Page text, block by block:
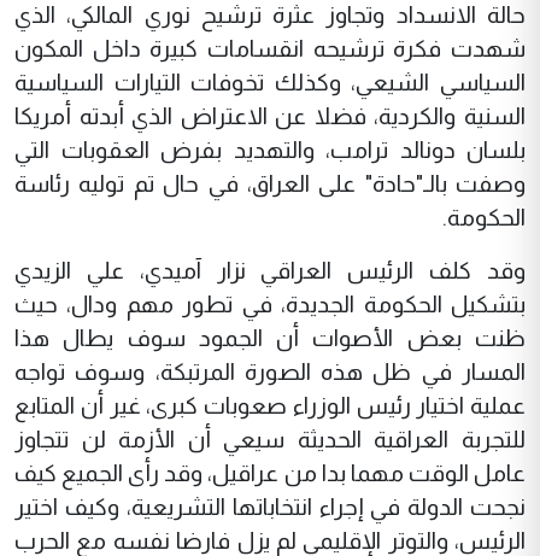
حالة الانسداد وتجاوز عثرة ترشيح نوري المالكي، الذي
شهدت فكرة ترشيحه انقسامات كبيرة داخل المكون
السياسي الشيعي، وكذلك تخوفات التيارات السياسية
السنية والكردية، فضلا عن الاعتراض الذي أبدته أمريكا
بلسان دونالد ترامب، والتهديد بفرض العقوبات التي
وصفت بالـ"حادة" على العراق، في حال تم توليه رئاسة
الحكومة.
وقد كلف الرئيس العراقي نزار آميدي، علي الزيدي
بتشكيل الحكومة الجديدة، في تطور مهم ودال، حيث
ظنت بعض الأصوات أن الجمود سوف يطال هذا
المسار في ظل هذه الصورة المرتبكة، وسوف تواجه
عملية اختيار رئيس الوزراء صعوبات كبرى، غير أن المتابع
للتجربة العراقية الحديثة سيعي أن الأزمة لن تتجاوز
عامل الوقت مهما بدا من عراقيل، وقد رأى الجميع كيف
نجحت الدولة في إجراء انتخاباتها التشريعية، وكيف اختير
الرئيس، والتوتر الإقليمي لم يزل فارضا نفسه مع الحرب